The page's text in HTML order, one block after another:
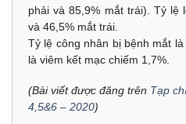
phải và 85,9% mắt trái). Tỷ lệ
và 46,5% mắt trái.
Tỷ lệ công nhân bị bệnh mắt
là viêm kết mạc chiếm 1,7%.
(Bài viết được đăng trên Tạp
4,5&6 – 2020)